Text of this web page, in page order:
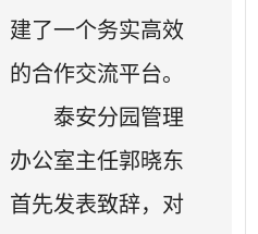
建了一个务实高效
的合作交流平台。
泰安分园管理
办公室主任郭晓东
首先发表致辞，对